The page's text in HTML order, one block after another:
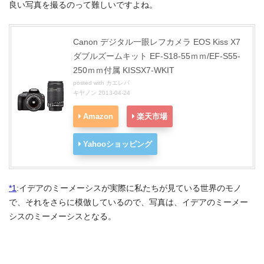
良い写真を撮るのって難しいですよね。
Canon デジタル一眼レフカメラ EOS Kiss X7
ダブルズームキット EF-S18-55ｍｍ/EF-S55-
250ｍｍ付属 KISSX7-WKIT
posted with カエレバ
キヤノン 2013-04-24
Amazon 楽天市場
Yahooショッピング
*1 :イデアのミーメーシスが実際に私たちが見ている世界のモノ
で、それをさらに模倣しているので、写真は、イデアのミーメー
シスのミーメーシスとなる。